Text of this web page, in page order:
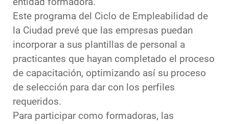
Este programa del Ciclo de Empleabilidad de
la Ciudad prevé que las empresas puedan
incorporar a sus plantillas de personal a
practicantes que hayan completado el proceso
de capacitación, optimizando así su proceso
de selección para dar con los perfiles
requeridos.
Para participar como formadoras, las